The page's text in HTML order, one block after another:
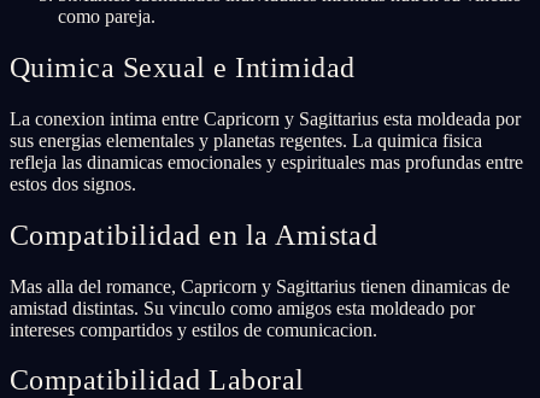
como pareja.
Quimica Sexual e Intimidad
La conexion intima entre Capricorn y Sagittarius esta moldeada por
sus energias elementales y planetas regentes. La quimica fisica
refleja las dinamicas emocionales y espirituales mas profundas entre
estos dos signos.
Compatibilidad en la Amistad
Mas alla del romance, Capricorn y Sagittarius tienen dinamicas de
amistad distintas. Su vinculo como amigos esta moldeado por
intereses compartidos y estilos de comunicacion.
Compatibilidad Laboral